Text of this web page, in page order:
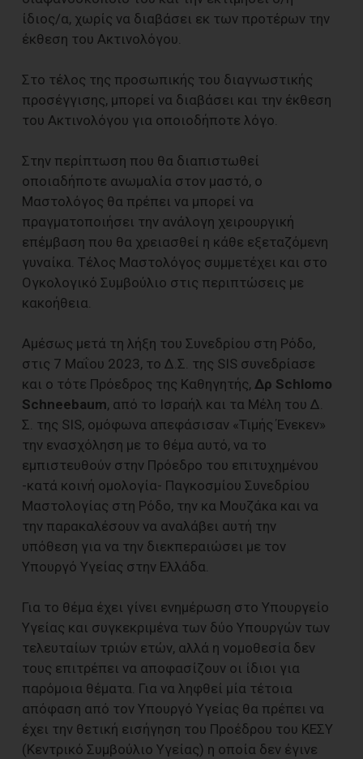
ίδιος/α, χωρίς να διαβάσει εκ των προτέρων την
έκθεση του Ακτινολόγου.
Στο τέλος της προσωπικής του διαγνωστικής
προσέγγισης, μπορεί να διαβάσει και την έκθεση
του Ακτινολόγου για οποιοδήποτε λόγο.
Στην περίπτωση που θα διαπιστωθεί
οποιαδήποτε ανωμαλία στον μαστό, ο
Μαστολόγος θα πρέπει να μπορεί να
πραγματοποιήσει την ανάλογη χειρουργική
επέμβαση που θα χρειασθεί η κάθε εξεταζόμενη
γυναίκα. Τέλος Μαστολόγος συμμετέχει και στο
Ογκολογικό Συμβούλιο στις περιπτώσεις με
κακοήθεια.
Αμέσως μετά τη λήξη του Συνεδρίου στη Ρόδο,
στις 7 Μαΐου 2023, το Δ.Σ. της SIS συνεδρίασε
και ο τότε Πρόεδρος της Καθηγητής, Δρ Schlomo
Schneebaum, από το Ισραήλ και τα Μέλη του Δ.
Σ. της SIS, ομόφωνα απεφάσισαν «Τιμής Ένεκεν»
την ενασχόληση με το θέμα αυτό, να το
εμπιστευθούν στην Πρόεδρο του επιτυχημένου
-κατά κοινή ομολογία- Παγκοσμίου Συνεδρίου
Μαστολογίας στη Ρόδο, την κα Μουζάκα και να
την παρακαλέσουν να αναλάβει αυτή την
υπόθεση για να την διεκπεραιώσει με τον
Υπουργό Υγείας στην Ελλάδα.
Για το θέμα έχει γίνει ενημέρωση στο Υπουργείο
Υγείας και συγκεκριμένα των δύο Υπουργών των
τελευταίων τριών ετών, αλλά η νομοθεσία δεν
τους επιτρέπει να αποφασίζουν οι ίδιοι για
παρόμοια θέματα. Για να ληφθεί μία τέτοια
απόφαση από τον Υπουργό Υγείας θα πρέπει να
έχει την θετική εισήγηση του Προέδρου του ΚΕΣΥ
(Κεντρικό Συμβούλιο Υγείας) η οποία δεν έγινε